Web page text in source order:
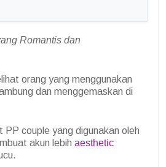
Romantis dan
orang yang menggunakan
dan menggemaskan di
couple yang digunakan oleh
akun lebih aesthetic